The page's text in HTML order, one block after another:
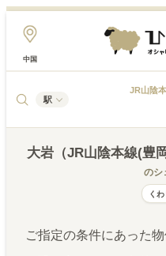
中国
駅
JR山陰
大岩（JR山陰本線(豊
のシ
く
ご指定の条件にあった